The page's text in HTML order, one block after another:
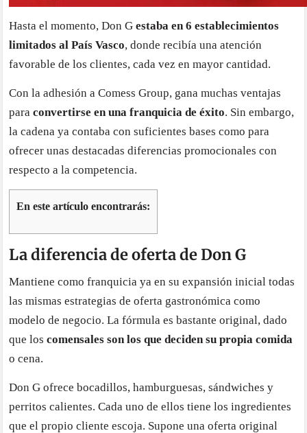
Hasta el momento, Don Gestaba en 6 establecimientos
limitados al País Vasco, donde recibía una atención
favorable de los clientes, cada vez en mayor cantidad.
Con la adhesión a Comess Group, gana muchas ventajas
paraconvertirse en una franquicia de éxito. Sin embargo,
la cadena ya contaba con suficientes bases como para
ofrecer unas destacadas diferencias promocionales con
respecto a la competencia.
En este artículo encontrarás:
La diferencia de oferta de Don G
Mantiene como franquicia ya en su expansión inicial todas
las mismas estrategias de oferta gastronómica como
modelo de negocio. La fórmula es bastante original, dado
que loscomensales son los que deciden su propia comida
o cena.
Don G ofrece bocadillos, hamburguesas, sándwiches y
perritos calientes. Cada uno de ellos tiene los ingredientes
que el propio cliente escoja. Supone una oferta original